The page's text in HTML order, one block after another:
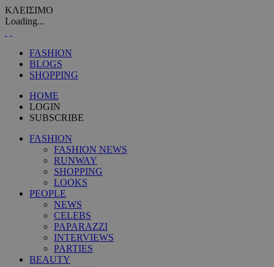
ΚΛΕΙΣΙΜΟ
Loading...
FASHION
BLOGS
SHOPPING
HOME
LOGIN
SUBSCRIBE
FASHION
FASHION NEWS
RUNWAY
SHOPPING
LOOKS
PEOPLE
NEWS
CELEBS
PAPARAZZI
INTERVIEWS
PARTIES
BEAUTY